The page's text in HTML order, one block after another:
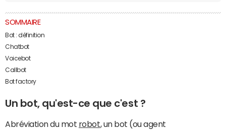
SOMMAIRE
Bot : définition
Chatbot
Voicebot
Callbot
Bot factory
Un bot, qu'est-ce que c'est ?
Abréviation du mot robot, un bot (ou agent